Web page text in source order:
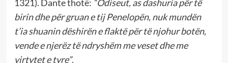
1321). Dante thotë: “Odiseut, as dashuria për të
birin dhe për gruan e tij Penelopën, nuk mundën
t’ia shuanin dëshirën e flaktë për të njohur botën,
vende e njerëz të ndryshëm me veset dhe me
virtytet e tyre”.